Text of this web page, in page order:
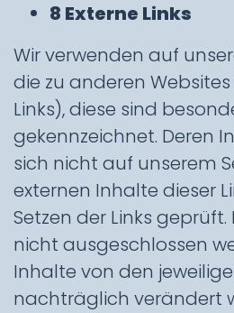
8 Externe Links
Wir verwenden auf
die zu anderen
Links), diese sind
gekennzeichnet. Deren
sich nicht auf unserem
externen Inhalte dieser
Setzen der Links geprüft.
nicht ausgeschlossen
Inhalte von den
nachträglich verändert